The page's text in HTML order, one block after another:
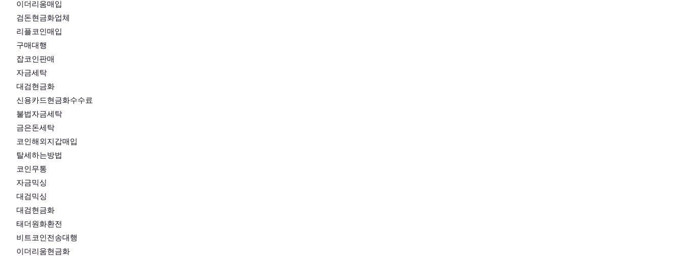
이더리움매입
검돈현금화업체
리플코인매입
구매대행
잡코인판매
자금세탁
대검현금화
신용카드현금화수수료
불법자금세탁
금은돈세탁
코인해외지갑매입
탈세하는방법
코인무통
자금믹싱
대검믹싱
대검현금화
태더원화환전
비트코인전송대행
이더리움현금화